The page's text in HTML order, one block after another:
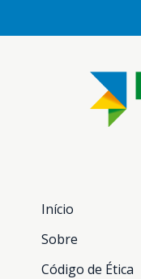
Início
Sobre
Código de Ética